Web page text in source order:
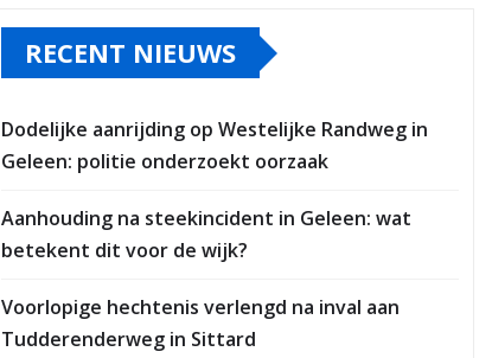
RECENT NIEUWS
Dodelijke aanrijding op Westelijke Randweg in
Geleen: politie onderzoekt oorzaak
Aanhouding na steekincident in Geleen: wat
betekent dit voor de wijk?
Voorlopige hechtenis verlengd na inval aan
Tudderenderweg in Sittard